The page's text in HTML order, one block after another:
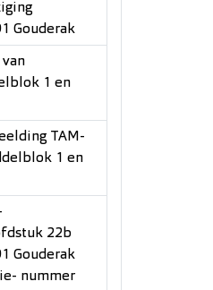
Gouderak
van
1 en
TAM-
1 en
22b
Gouderak
nummer